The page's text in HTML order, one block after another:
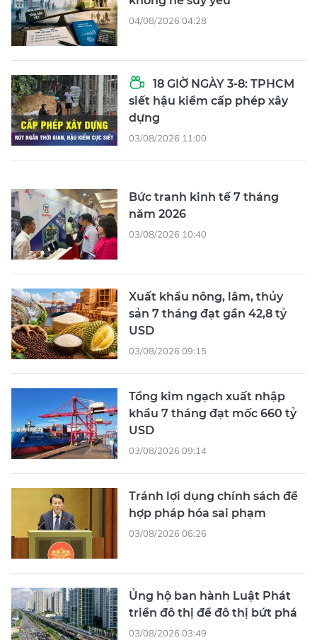
04/08/2026 04:28
18 GIỜ NGÀY 3-8: TPHCM
siết hậu kiểm cấp phép xây
dựng
03/08/2026 11:00
Bức tranh kinh tế 7 tháng
năm 2026
03/08/2026 10:40
Xuất khẩu nông, lâm, thủy
sản 7 tháng đạt gần 42,8 tỷ
USD
03/08/2026 09:15
Tổng kim ngạch xuất nhập
khẩu 7 tháng đạt mốc 660 tỷ
USD
03/08/2026 09:14
Tránh lợi dụng chính sách để
hợp pháp hóa sai phạm
03/08/2026 06:26
Ủng hộ ban hành Luật Phát
triển đô thị để đô thị bứt phá
03/08/2026 03:49